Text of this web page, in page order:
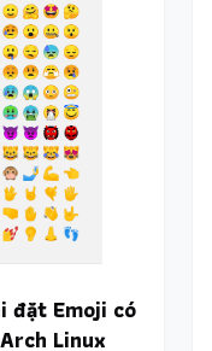
đặt Emoji có
Linux